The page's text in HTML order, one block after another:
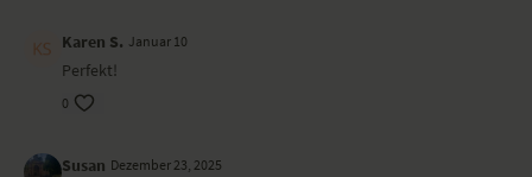
Karen S. Januar 10
Perfekt!
0
Susan Dezember 23, 2025